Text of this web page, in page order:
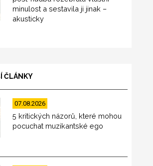
minulost a sestavila ji jinak –
akusticky
ČLÁNKY
07.08.2026
5 kritických názorů, které mohou
pocuchat muzikantské ego